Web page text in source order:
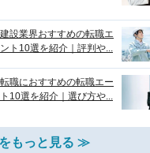
設業界おすすめの転職エ
ト10選を紹介｜評判や...
職におすすめの転職エー
10選を紹介｜選び方や...
もっと見る ≫